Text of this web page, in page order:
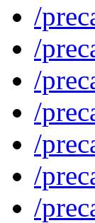
/
/
/
/
/
/
/